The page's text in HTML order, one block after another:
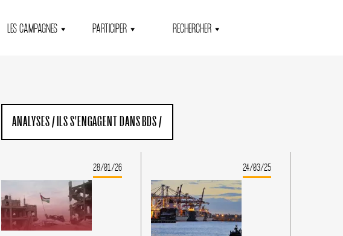
LES CAMPAGNES PARTICIPER RECHERCHER
ANALYSES/ ILS S'ENGAGENT DANS BDS/
28/01/26 24/03/25